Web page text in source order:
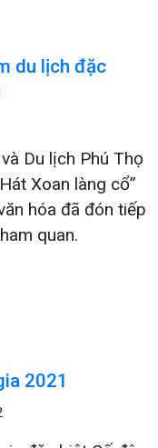
du lịch đặc
Du lịch Phú Thọ
Xoan làng cổ”
hóa đã đón tiếp
quan.
2021